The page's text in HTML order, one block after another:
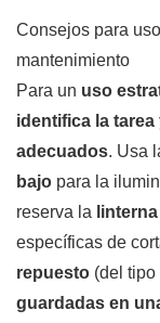
Consejos para
mantenimiento
Para un uso
identifica la
adecuados. Usa
bajo para la
reserva la
específicas de
repuesto (del
guardadas en